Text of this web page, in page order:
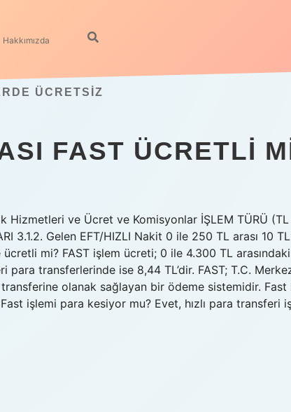
Hakkımızda
ÜCRETSIZ
FAST ÜCRETLI
Hizmetleri ve Ücret ve Komisyonlar İŞLEM TÜRÜ (TL
3.1.2. Gelen EFT/HIZLI Nakit 0 ile 250 TL arası 10
mi? FAST işlem ücreti; 0 ile 4.300 TL
transferlerinde ise 8,44 TL’dir. FAST; T.C.
olanak sağlayan bir ödeme sistemidir.
işlemi para kesiyor mu? Evet, hızlı para transferi